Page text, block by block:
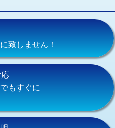
キ
13,200円+材料費
ッキ
16,500円+材料費
プ
致しません！
もすぐに